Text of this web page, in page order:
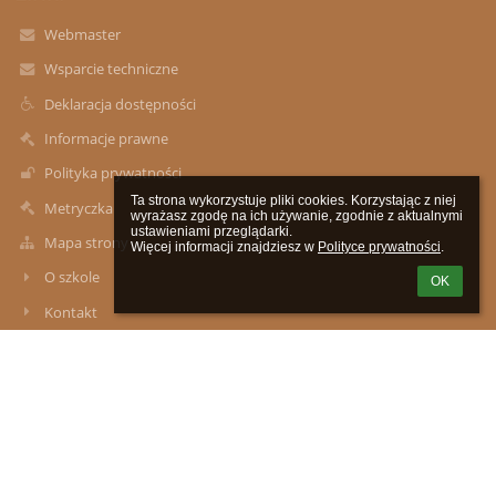
Ta strona wykorzystuje pliki cookies. Korzystając z niej
wyrażasz zgodę na ich używanie, zgodnie z aktualnymi
ustawieniami przeglądarki.
Więcej informacji znajdziesz w Polityce prywatności.
OK
Webmaster
Wsparcie techniczne
Deklaracja dostępności
Informacje prawne
Polityka prywatności
Metryczka
Mapa strony
O szkole
Kontakt